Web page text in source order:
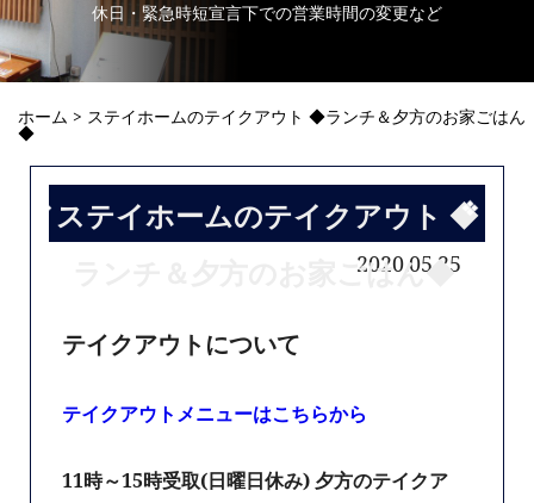
休日・緊急時短宣言下での営業時間の変更など
ホーム > ステイホームのテイクアウト ◆ランチ＆夕方のお家ごはん
◆
ステイホームのテイクアウト ◆
ランチ＆夕方のお家ごはん◆
2020.05.25
テイクアウトについて
テイクアウトメニューはこちらから
11時～15時受取(日曜日休み) 夕方のテイクア